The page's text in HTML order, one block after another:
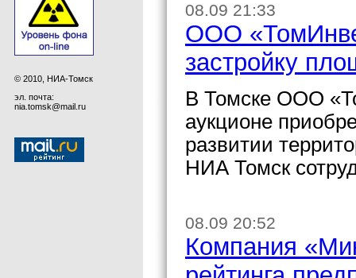
© 2010, НИА-Томск
эл. почта:
nia.tomsk@mail.ru
08.09 21:33
ООО
застройку
В Томске ООО
аукционе
развитии
НИА Томск
08.09 20:52
Компания